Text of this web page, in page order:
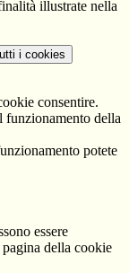
illustrate nella
i cookies
consentire.
funzionamento della
potete
essere
della cookie